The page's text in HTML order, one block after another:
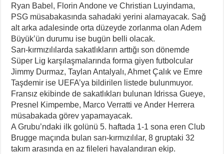
Ryan Babel, Florin Andone ve Christian Luyindama,
PSG müsabakasında sahadaki yerini alamayacak. Sağ
alt arka adalesinde orta düzeyde zorlanma olan Adem
Büyük’ün durumu ise bugün belli olacak.
Sarı-kırmızılılarda sakatlıkların arttığı son dönemde
Süper Lig karşılaşmalarında forma giyen futbolcular
Jimmy Durmaz, Taylan Antalyalı, Ahmet Çalık ve Emre
Taşdemir ise UEFA’ya bildirilen listede bulunmuyor.
Fransız ekibinde de sakatlıkları bulunan Idrissa Gueye,
Presnel Kimpembe, Marco Verratti ve Ander Herrera
müsabakada görev yapamayacak.
A Grubu’ndaki ilk golünü 5. haftada 1-1 sona eren Club
Brugge maçında bulan sarı-kırmızılılar, 8 gruptaki 32
takım arasında en az fileleri havalandıran ekip.